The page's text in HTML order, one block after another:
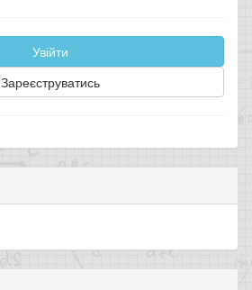
Увійти
Зареєструватись